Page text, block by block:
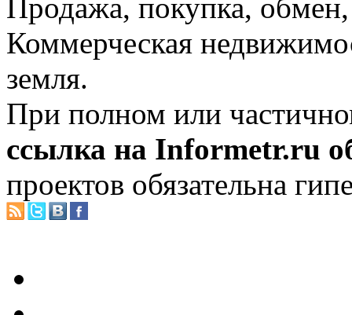
Продажа, покупка, обмен,
Коммерческая
земля.
При полном или
ссылка на Informetr.ru
проектов обязательна